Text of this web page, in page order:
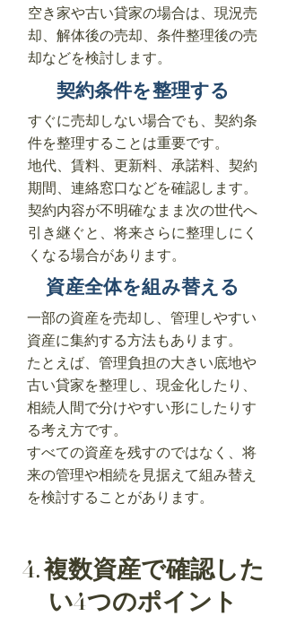
空き家や古い貸家の場合は、現況売
却、解体後の売却、条件整理後の売
却などを検討します。
契約条件を整理する
すぐに売却しない場合でも、契約条
件を整理することは重要です。
地代、賃料、更新料、承諾料、契約
期間、連絡窓口などを確認します。
契約内容が不明確なまま次の世代へ
引き継ぐと、将来さらに整理しにく
くなる場合があります。
資産全体を組み替える
一部の資産を売却し、管理しやすい
資産に集約する方法もあります。
たとえば、管理負担の大きい底地や
古い貸家を整理し、現金化したり、
相続人間で分けやすい形にしたりす
る考え方です。
すべての資産を残すのではなく、将
来の管理や相続を見据えて組み替え
を検討することがあります。
4. 複数資産で確認した
い4つのポイント